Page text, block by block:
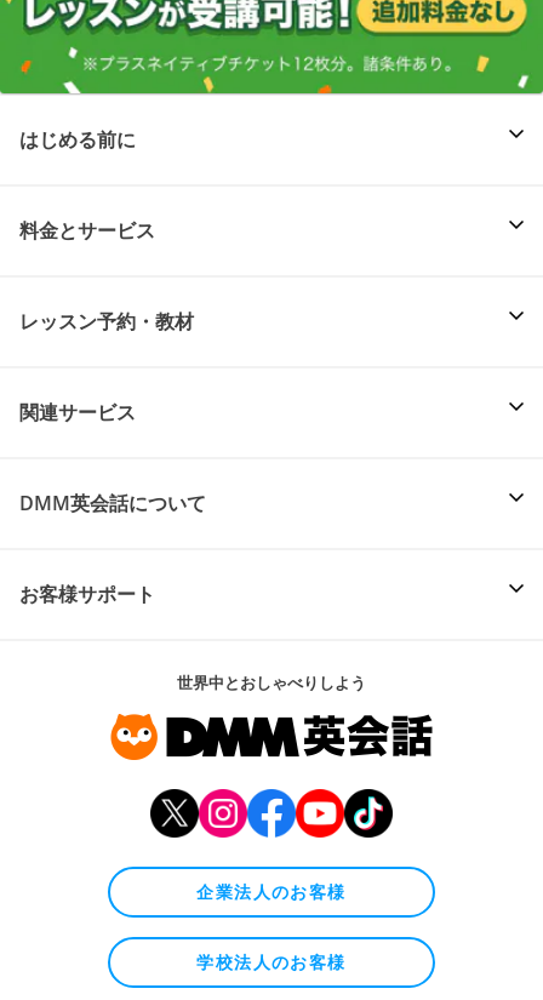
はじめる前に
料金とサービス
レッスン予約・教材
関連サービス
DMM英会話について
お客様サポート
世界中とおしゃべりしよう
企業法人のお客様
学校法人のお客様